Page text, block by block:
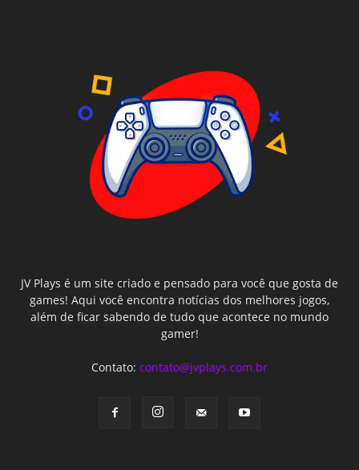
JV Plays é um site criado e pensado para você que gosta de
games! Aqui você encontra notícias dos melhores jogos,
além de ficar sabendo de tudo que acontece no mundo
gamer!
Contato: contato@jvplays.com.br